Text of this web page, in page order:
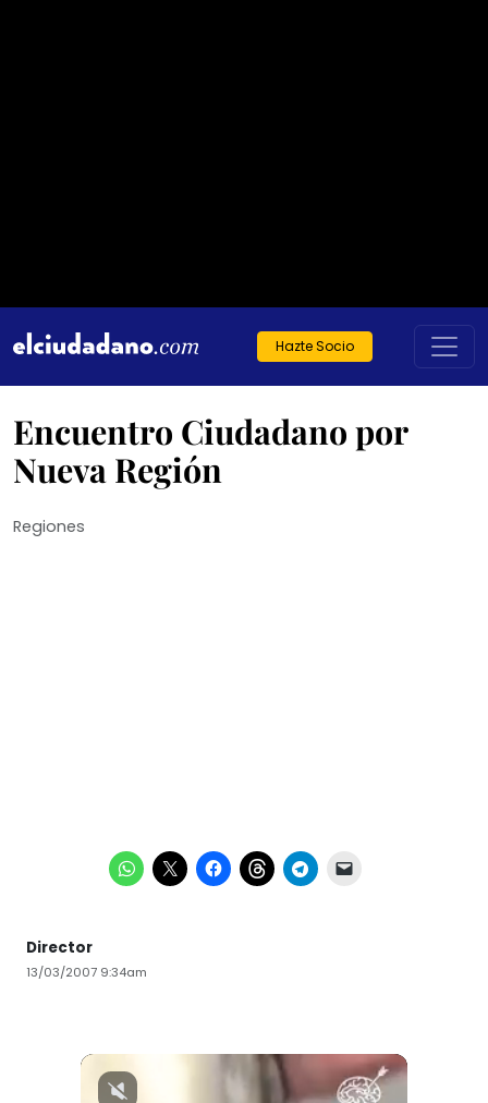
Hazte Socio
Encuentro Ciudadano por
Nueva Región
Regiones
Director
13/03/2007 9:34am